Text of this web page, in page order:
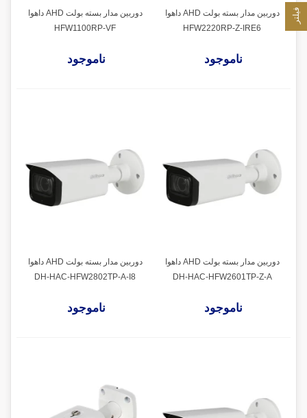
دوربین مدار بسته بولت AHD داهوا
HFW2220RP-Z-IRE6
ناموجود
دوربین مدار بسته بولت AHD داهوا
HFW1100RP-VF
ناموجود
دوربین مدار بسته بولت AHD داهوا
DH-HAC-HFW2601TP-Z-A
ناموجود
دوربین مدار بسته بولت AHD داهوا
DH-HAC-HFW2802TP-A-I8
ناموجود
فیلتر